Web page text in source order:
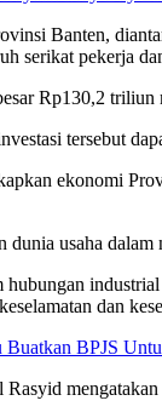
Banten,
serikat pekerja
Rp130,2
tersebut
ekonomi
dunia usaha
dan
BPJS